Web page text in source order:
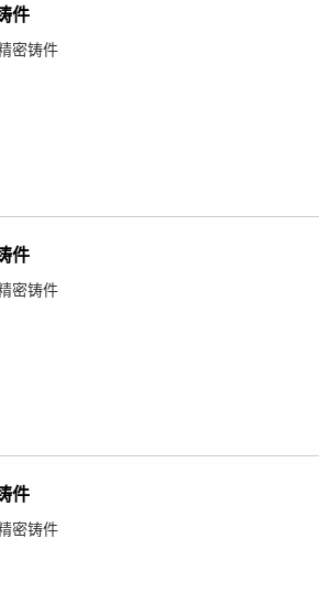
件
密铸件
件
密铸件
件
密铸件